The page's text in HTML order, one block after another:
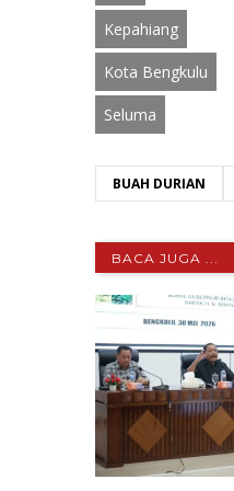
Kepahiang
Kota Bengkulu
Seluma
BUAH DURIAN
BACA JUGA ...